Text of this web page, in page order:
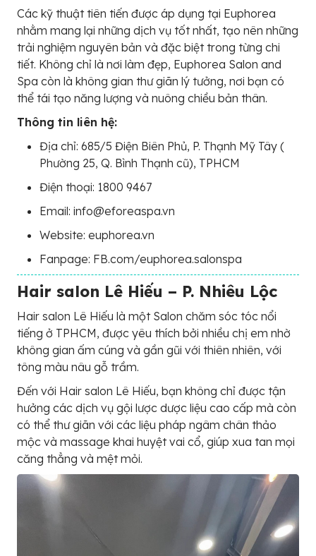
Các kỹ thuật tiên tiến được áp dụng tại Euphorea
nhằm mang lại những dịch vụ tốt nhất, tạo nên những
trải nghiệm nguyên bản và đặc biệt trong từng chi
tiết. Không chỉ là nơi làm đẹp, Euphorea Salon and
Spa còn là không gian thư giãn lý tưởng, nơi bạn có
thể tái tạo năng lượng và nuông chiều bản thân.
Thông tin liên hệ:
Địa chỉ: 685/5 Điện Biên Phủ, P. Thạnh Mỹ Tây (
Phường 25, Q. Bình Thạnh cũ), TPHCM
Điện thoại: 1800 9467
Email: info@eforeaspa.vn
Website: euphorea.vn
Fanpage: FB.com/euphorea.salonspa
Hair salon Lê Hiếu – P. Nhiêu Lộc
Hair salon Lê Hiếu là một Salon chăm sóc tóc nổi
tiếng ở TPHCM, được yêu thích bởi nhiều chị em nhờ
không gian ấm cúng và gần gũi với thiên nhiên, với
tông màu nâu gỗ trầm.
Đến với Hair salon Lê Hiếu, bạn không chỉ được tận
hưởng các dịch vụ gội lược dược liệu cao cấp mà còn
có thể thư giãn với các liệu pháp ngâm chân thảo
mộc và massage khai huyệt vai cổ, giúp xua tan mọi
căng thẳng và mệt mỏi.